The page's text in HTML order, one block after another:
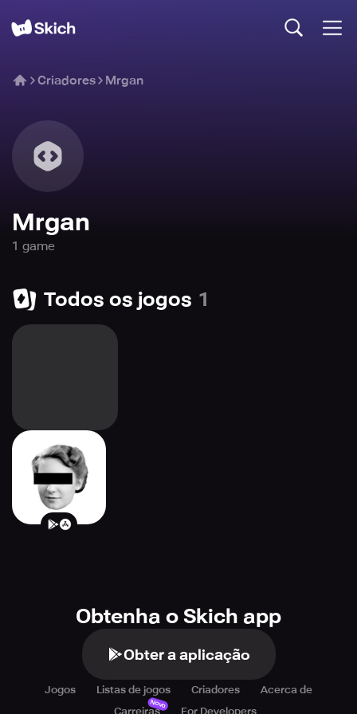
Criadores Mrgan
Mrgan
1 game
Todos os jogos 1
Blackbar
Obtenha o Skich app
Obter a aplicação
Jogos Listas de jogos Criadores
Acerca de
Carreiras
Novo
For Developers